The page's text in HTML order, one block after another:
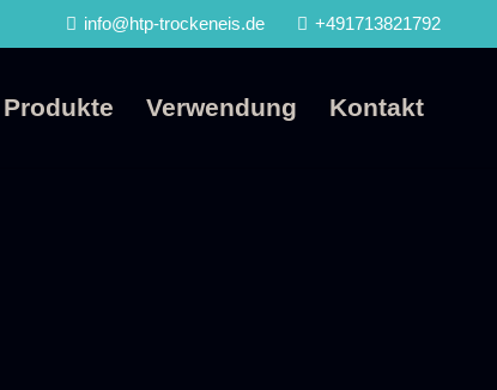
info@htp-trockeneis.de +491713821792
Produkte Verwendung Kontakt